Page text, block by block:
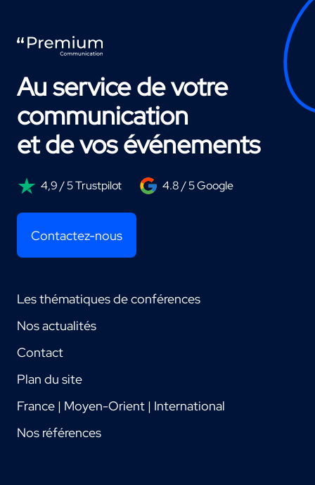
Au service de votre
communication
et de vos événements
4,9 / 5 Trustpilot 4.8 / 5 Google
Contactez-nous
Les thématiques de conférences
Nos actualités
Contact
Plan du site
France | Moyen-Orient | International
Nos références